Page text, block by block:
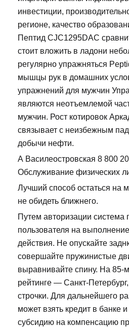
инвестиции,
регионе, качество
Пептид CJC1295DAC
стоит вложить в ладони
регулярно упражняться
мышцы рук в домашних
упражнений для мужчин
являются неотъемлемой
мужчин. Рост котировок
связывает с неизбежным
добычи нефти.
А Василеостровская 8 800
Обслуживание физических
Лучший способ остаться на
не обидеть ближнего.
Путем авторизации система
пользователя на
действия. Не опускайте
совершайте пружинистые
выравнивайте спину. На 85-
рейтинге — Санкт-
строчки. Для дальнейшего
может взять кредит в банке
субсидию на компенсацию